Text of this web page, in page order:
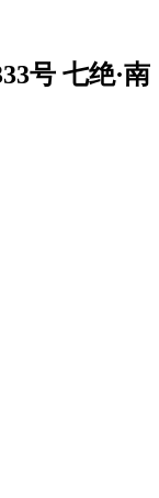
号 七绝·南